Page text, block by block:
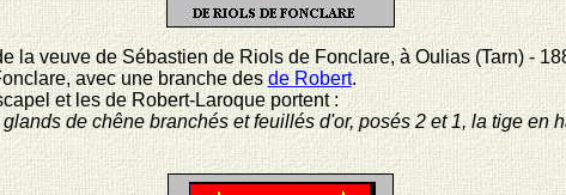
la veuve de Sébastien de Riols de Fonclare, à Oulias (Tarn) -
avec une branche desde Robert.
et les de Robert-Laroque portent :
de chêne branchés et feuillés d'or, posés 2 et 1, la tige en